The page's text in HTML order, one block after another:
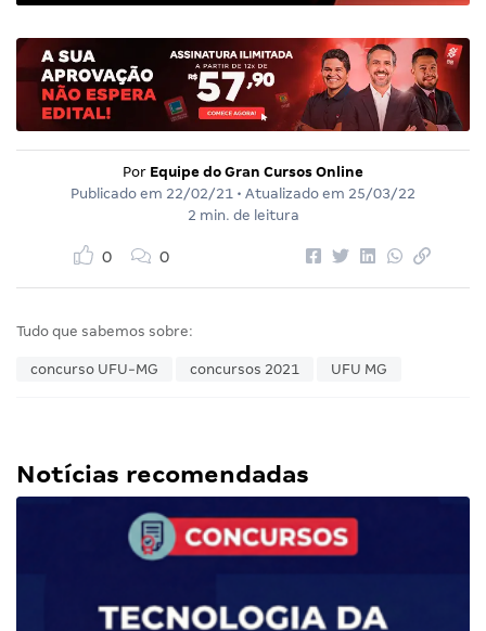
Por Equipe do Gran Cursos Online
Publicado em 22/02/21 • Atualizado em 25/03/22
2 min. de leitura
0 0
Tudo que sabemos sobre:
concurso UFU-MG concursos 2021 UFU MG
Notícias recomendadas